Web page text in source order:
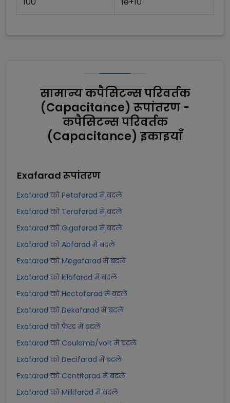
सामान्य कपैसिटन्स परिवर्तक
(Capacitance) रूपांतरण -
कपैसिटन्स परिवर्तक
(Capacitance) इकाइयाँ
Exafarad रूपांतरण
Exafarad को Petafarad में बदलें
Exafarad को Terafarad में बदलें
Exafarad को Gigafarad में बदलें
Exafarad को Abfarad में बदलें
Exafarad को Megafarad में बदलें
Exafarad को kilofarad में बदलें
Exafarad को Hectofarad में बदलें
Exafarad को Dekafarad में बदलें
Exafarad को फैरड में बदलें
Exafarad को Coulomb/volt में बदलें
Exafarad को Decifarad में बदलें
Exafarad को Centifarad में बदलें
Exafarad को Millifarad में बदलें